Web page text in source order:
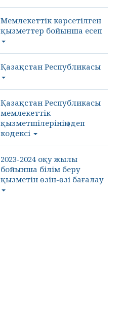
Мемлекеттік көрсетілген
қызметтер бойынша есеп
Қазақстан Республикасы
Қазақстан Республикасы
мемлекеттік
қызметшілерінің әдеп
кодексі
2023-2024 оқу жылы
бойынша білім беру
қызметін өзін-өзі бағалау